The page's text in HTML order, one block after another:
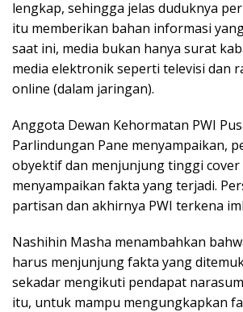
lengkap, sehingga jelas duduknya
itu memberikan bahan informasi
saat ini, media bukan hanya surat
media elektronik seperti televisi dan
online (dalam jaringan).
Anggota Dewan Kehormatan PWI
Parlindungan Pane menyampaikan,
obyektif dan menjunjung tinggi cover
menyampaikan fakta yang terjadi.
partisan dan akhirnya PWI terkena
Nashihin Masha menambahkan
harus menjunjung fakta yang
sekadar mengikuti pendapat
itu, untuk mampu mengungkapkan